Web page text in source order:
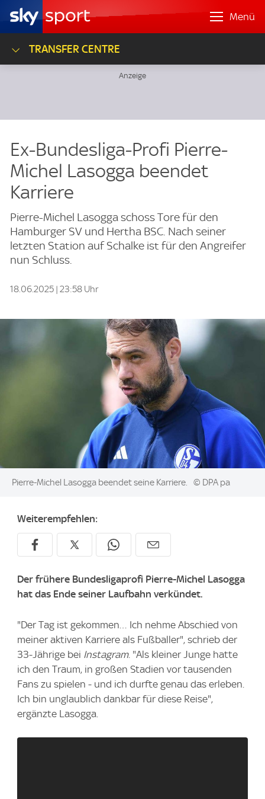
Menü
TRANSFER CENTRE
Ex-Bundesliga-Profi Pierre-
Michel Lasogga beendet
Karriere
Pierre-Michel Lasogga schoss Tore für den
Hamburger SV und Hertha BSC. Nach seiner
letzten Station auf Schalke ist für den Angreifer
nun Schluss.
18.06.2025 | 23:58 Uhr
Image:
Pierre-Michel Lasogga beendet seine Karriere. © DPA pa
Weiterempfehlen:
Der frühere Bundesligaprofi Pierre-Michel Lasogga
hat das Ende seiner Laufbahn verkündet.
"Der Tag ist gekommen… Ich nehme Abschied von
meiner aktiven Karriere als Fußballer", schrieb der
33-Jährige bei Instagram. "Als kleiner Junge hatte
ich den Traum, in großen Stadien vor tausenden
Fans zu spielen - und ich durfte genau das erleben.
Ich bin unglaublich dankbar für diese Reise",
ergänzte Lasogga.